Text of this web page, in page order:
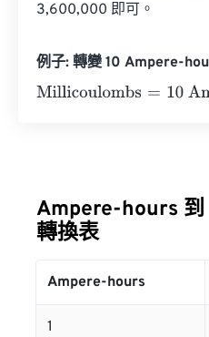
3,600,000 即可。
例子: 轉變 10 Ampere-
Millicoulombs=10
Ampere-hours
轉換表
Ampere-hours
1